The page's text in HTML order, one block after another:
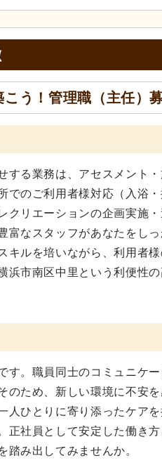
う！管理職（主任）
する業務は、アセスメント
でのご利用者様対応（入浴
クリエーションの企画実施
富なスタッフがあなたをし
キルを培いながら、利用者
浜市南区中里という利便性
す。職員同士のコミュニケ
のため、新しい環境に不安
人ひとりに寄り添ったケアを
正社員として安定した働き方
踏み出してみませんか。